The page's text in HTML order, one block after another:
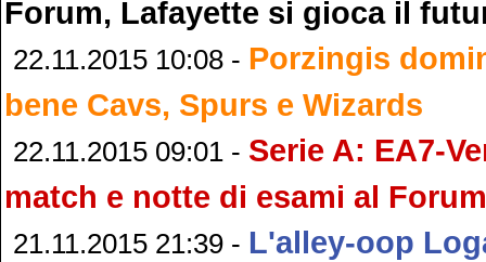
Forum, Lafayette si gioca il
22.11.2015 10:08 - Porzingis
bene Cavs, Spurs e Wizards
22.11.2015 09:01 - Serie A: EA7-
match e notte di esami al Forum
21.11.2015 21:39 - L'alley-oop